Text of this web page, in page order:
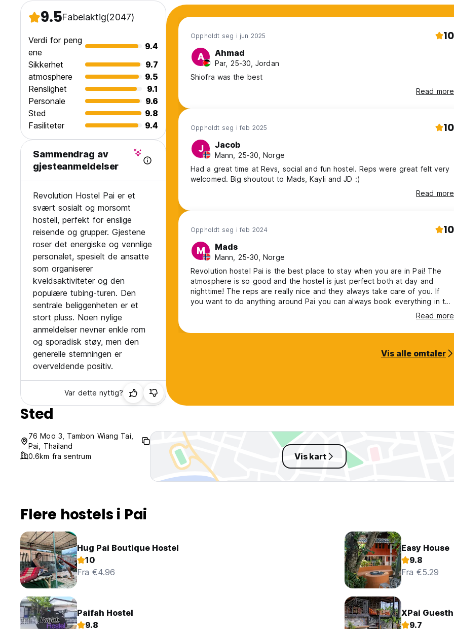
9.5Fabelaktig(2047)
Verdi for peng
ene
9.4
Sikkerhet
9.7
atmosphere
9.5
Renslighet
9.1
Personale
9.6
Sted
9.8
Fasiliteter
9.4
Sammendrag av
gjesteanmeldelser
Revolution Hostel Pai er et
svært sosialt og morsomt
hostell, perfekt for enslige
reisende og grupper. Gjestene
roser det energiske og vennlige
personalet, spesielt de ansatte
som organiserer
kveldsaktiviteter og den
populære tubing-turen. Den
sentrale beliggenheten er et
stort pluss. Noen nylige
anmeldelser nevner enkle rom
og sporadisk støy, men den
generelle stemningen er
overveldende positiv.
Var dette nyttig?
Oppholdt seg i jun 2025 10
A Ahmad
Par, 25-30, Jordan
Shiofra was the best
Read more
Oppholdt seg i feb 2025 10
J Jacob
Mann, 25-30, Norge
Had a great time at Revs, social and fun hostel. Reps were great felt very
welcomed. Big shoutout to Mads, Kayli and JD :)
Read more
Oppholdt seg i feb 2024 10
M Mads
Mann, 25-30, Norge
Revolution hostel Pai is the best place to stay when you are in Pai! The
atmosphere is so good and the hostel is just perfect both at day and
nighttime! The reps are really nice and they always take care of you. If
you want to do anything around Pai you can always book everything in the
Read more
Vis alle omtaler
Sted
76 Moo 3, Tambon Wiang Tai,
Pai, Thailand
0.6km fra sentrum
Vis kart
Flere hostels i Pai
Hug Pai Boutique Hostel
10
Fra €4.96
Easy House
9.8
Fra €5.29
Paifah Hostel
9.8
XPai
9.7